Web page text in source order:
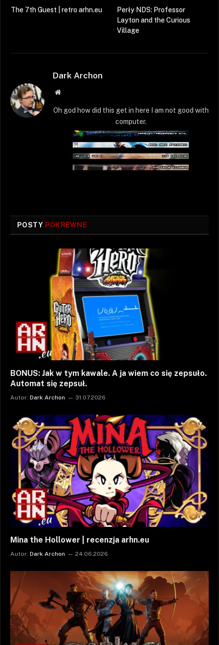
The 7th Guest | retro arhn.eu
Perły NDS: Professor
Layton and the Curious
Village
Dark Archon
Strona
Oh god how did this get in here I am not good with
computer.
POSTY POKREWNE
BONUS: Jak w tym kawale. A ja wiem co się zepsuło.
Automat się zepsuł.
Autor: Dark Archon 31.07.2026
Mina the Hollower | recenzja arhn.eu
Autor: Dark Archon 24.06.2026